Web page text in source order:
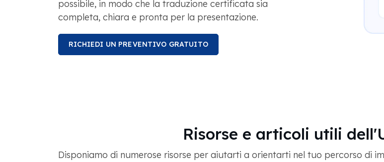
possibile, in modo che la traduzione certificata sia
completa, chiara e pronta per la presentazione.
RICHIEDI UN PREVENTIVO GRATUITO
Risorse e articoli utili
Disponiamo di numerose risorse per aiutarti a orientarti nel tuo percorso di